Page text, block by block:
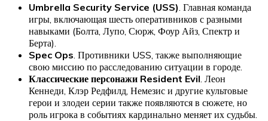
Umbrella Security Service (USS) . Главная команда
игры, включающая шесть оперативников с разными
навыками (Болта, Лупо, Сюрж, Фоур Айз, Спектр и
Берта).
Spec Ops . Противники USS, также выполняющие
свою миссию по расследованию ситуации в городе.
Классические персонажи Resident Evil . Леон
Кеннеди, Клэр Редфилд, Немезис и другие культовые
герои и злодеи серии также появляются в сюжете, но
роль игрока в событиях кардинально меняет их судьбы.